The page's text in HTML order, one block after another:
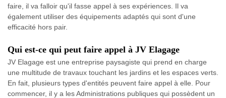
faire, il va falloir qu'il fasse appel à ses expériences. Il va
également utiliser des équipements adaptés qui sont d'une
efficacité hors pair.
Qui est-ce qui peut faire appel à JV Elagage
JV Elagage est une entreprise paysagiste qui prend en charge
une multitude de travaux touchant les jardins et les espaces verts.
En fait, plusieurs types d'entités peuvent faire appel à elle. Pour
commencer, il y a les Administrations publiques qui possèdent un